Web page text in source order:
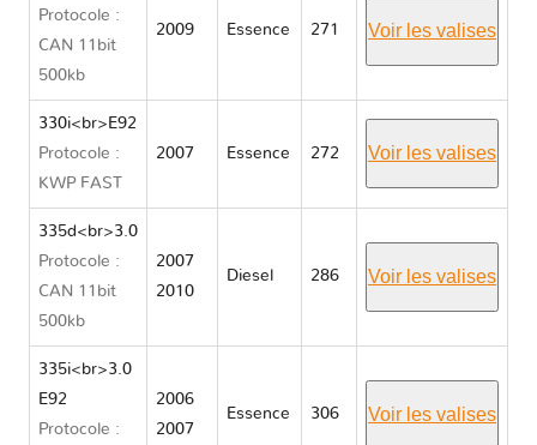
Protocole :
CAN 11bit
500kb
2009 Essence 271 Voir les valises
330i<br>E92
Protocole :
KWP FAST
2007 Essence 272 Voir les valises
335d<br>3.0
Protocole :
CAN 11bit
500kb
2007
2010
Diesel 286 Voir les valises
335i<br>3.0
E92
Protocole :
2006
2007
Essence 306 Voir les valises